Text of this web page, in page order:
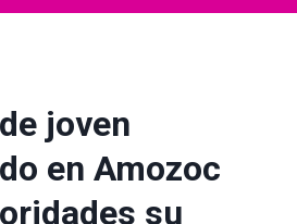
joven
en Amozoc
su